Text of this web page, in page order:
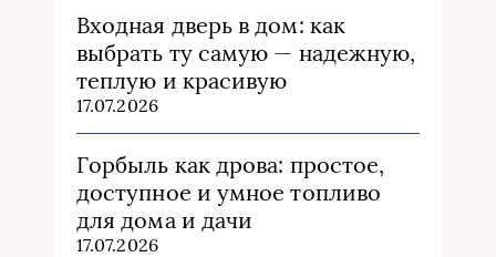
Входная дверь в дом: как
выбрать ту самую — надежную,
теплую и красивую
17.07.2026
Горбыль как дрова: простое,
доступное и умное топливо
для дома и дачи
17.07.2026